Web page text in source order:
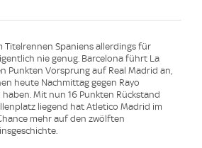
Titelrennen Spaniens allerdings für
nie genug. Barcelona führt La
Punkten Vorsprung auf Real Madrid an,
heute Nachmittag gegen Rayo
Mit nun 16 Punkten Rückstand
liegend hat Atletico Madrid im
mehr auf den zwölften